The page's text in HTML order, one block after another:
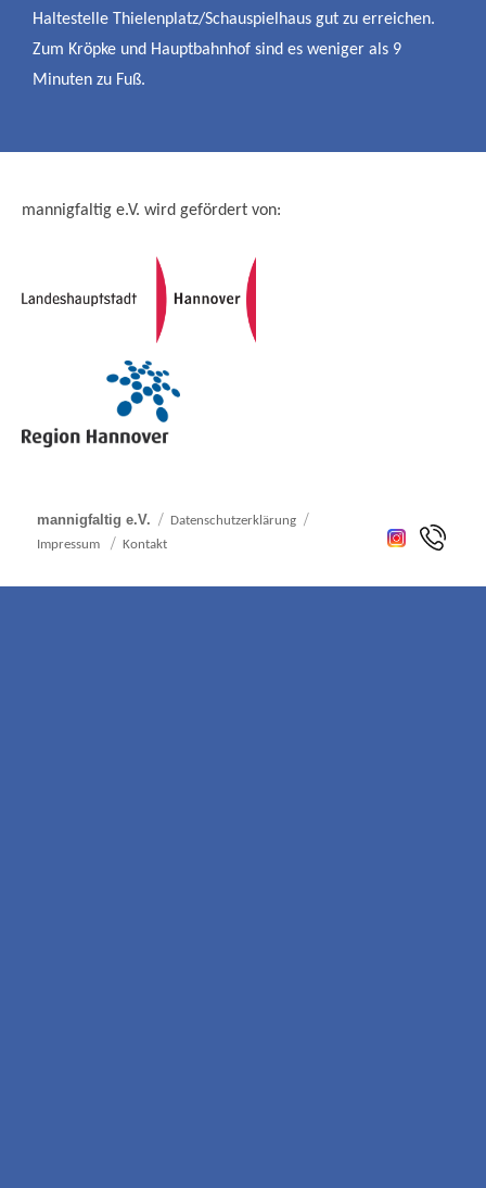
Haltestelle Thielenplatz/Schauspielhaus gut zu erreichen.
Zum Kröpke und Hauptbahnhof sind es weniger als 9
Minuten zu Fuß.
mannigfaltig e.V. wird gefördert von:
mannigfaltig e.V.
Datenschutzerklärung
Impressum
Kontakt